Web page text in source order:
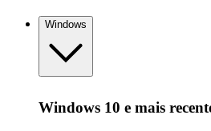
Windows
Windows 10 e mais